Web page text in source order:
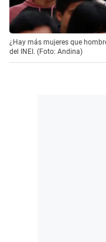
¿Hay más mujeres que
del INEI. (Foto: Andina)